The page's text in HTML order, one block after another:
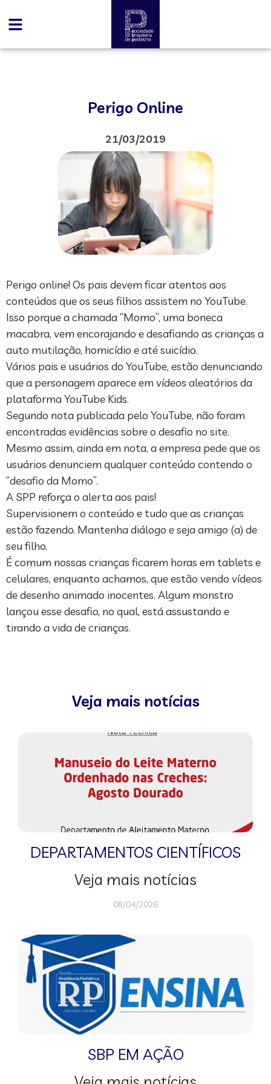
Perigo Online
21/03/2019
Perigo online! Os pais devem ficar atentos aos
conteúdos que os seus filhos assistem no YouTube.
Isso porque a chamada “Momo”, uma boneca
macabra, vem encorajando e desafiando as crianças a
auto mutilação, homicídio e até suicídio.
Vários pais e usuários do YouTube, estão denunciando
que a personagem aparece em vídeos aleatórios da
plataforma YouTube Kids.
Segundo nota publicada pelo YouTube, não foram
encontradas evidências sobre o desafio no site.
Mesmo assim, ainda em nota, a empresa pede que os
usuários denunciem qualquer conteúdo contendo o
“desafio da Momo”.
A SPP reforça o alerta aos pais!
Supervisionem o conteúdo e tudo que as crianças
estão fazendo. Mantenha diálogo e seja amigo (a) de
seu filho.
É comum nossas crianças ficarem horas em tablets e
celulares, enquanto achamos, que estão vendo vídeos
de desenho animado inocentes. Algum monstro
lançou esse desafio, no qual, está assustando e
tirando a vida de crianças.
Veja mais notícias
DEPARTAMENTOS CIENTÍFICOS
Veja mais notícias
08/04/2026
SBP EM AÇÃO